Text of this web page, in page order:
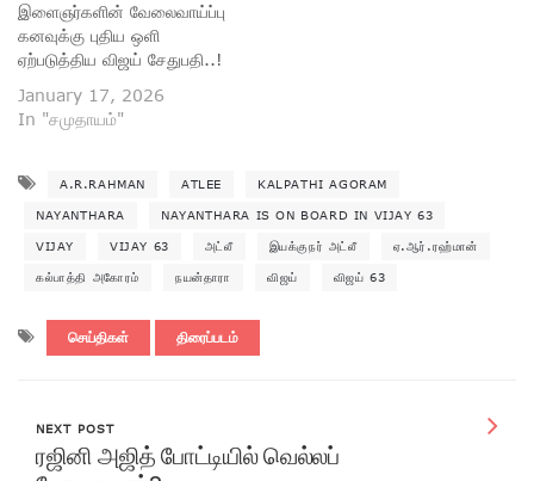
இளைஞர்களின் வேலைவாய்ப்பு
கனவுக்கு புதிய ஒளி
ஏற்படுத்திய விஜய் சேதுபதி..!
January 17, 2026
In "சமுதாயம்"
A.R.RAHMAN ATLEE KALPATHI AGORAM
NAYANTHARA NAYANTHARA IS ON BOARD IN VIJAY 63
VIJAY VIJAY 63 அட்லீ இயக்குநர் அட்லீ ஏ.ஆர்.ரஹ்மான்
கல்பாத்தி அகோரம் நயன்தாரா விஜய் விஜய் 63
செய்திகள் திரைப்படம்
NEXT POST
ரஜினி அஜித் போட்டியில் வெல்லப்